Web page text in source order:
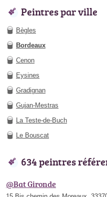
Peintres par ville
Bègles
Bordeaux
Cenon
Eysines
Gradignan
Gujan-Mestras
La Teste-de-Buch
Le Bouscat
634 peintres
@Bat Gironde